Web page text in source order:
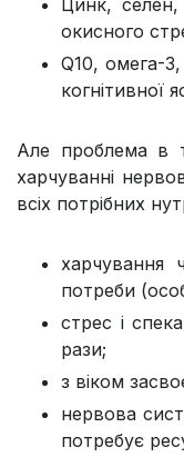
Цинк,
окисного
Q10, омега-
когнітивної
Але проблема в
харчуванні
всіх потрібних
харчування
потреби
стрес і
рази;
з віком
нервова
потребує